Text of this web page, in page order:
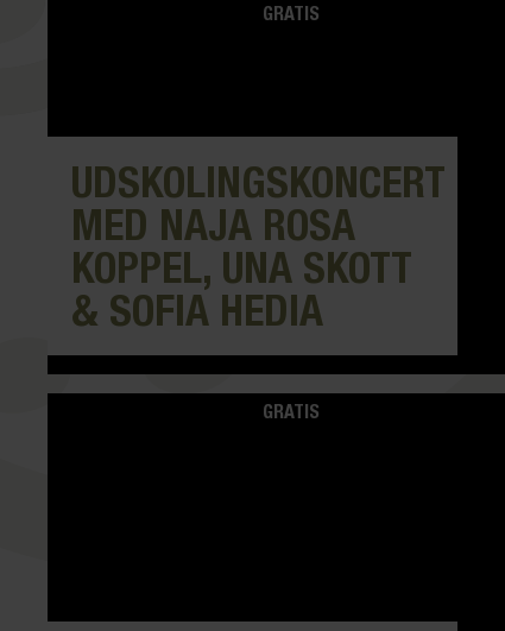
GRATIS
UDSKOLINGSKONCERT
MED NAJA ROSA
KOPPEL, UNA SKOTT
& SOFIA HEDIA
GRATIS